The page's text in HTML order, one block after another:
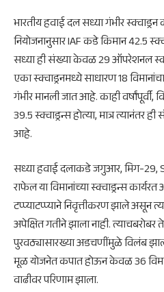
भारतीय हवाई दल सध्या गंभीर
नियोजनानुसार IAF कडे किमान 42.5
सध्या ही संख्या केवळ 29 ऑपरेशनल
एका स्क्वाड्रनमध्ये साधारण 18
गंभीर मानली जात आहे. काही
39.5 स्क्वाड्रन्स होत्या, मात्र त्यानंतर
आहे.
सध्या हवाई दलाकडे जगुआर, मिग-
राफेल या विमानांच्या स्क्वाड्रन्स
टप्प्याटप्प्याने निवृत्तीकरण झाले असून
अपेक्षित गतीने झाला नाही.
पुरवठ्यासारख्या अडचणींमुळे विलंब
मूळ योजनेत कपात होऊन केवळ 36
वाढीवर परिणाम झाला.